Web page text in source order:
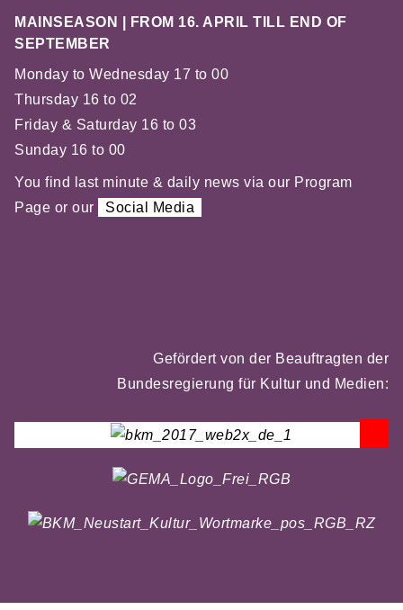
MAINSEASON | FROM 16. APRIL TILL END OF
SEPTEMBER
Monday to Wednesday 17 to 00
Thursday 16 to 02
Friday & Saturday 16 to 03
Sunday 16 to 00
You find last minute & daily news via our Program
Page or our
Social Media
Gefördert von der Beauftragten der
Bundesregierung für Kultur und Medien: